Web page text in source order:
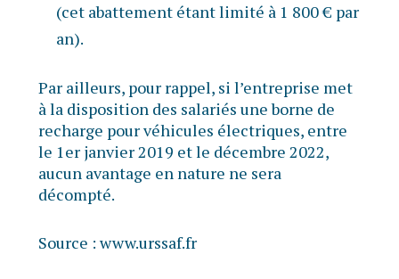
(cet abattement étant limité à 1 800 € par
an).
Par ailleurs, pour rappel, si l’entreprise met
à la disposition des salariés une borne de
recharge pour véhicules électriques, entre
le 1er janvier 2019 et le décembre 2022,
aucun avantage en nature ne sera
décompté.
Source :www.urssaf.fr